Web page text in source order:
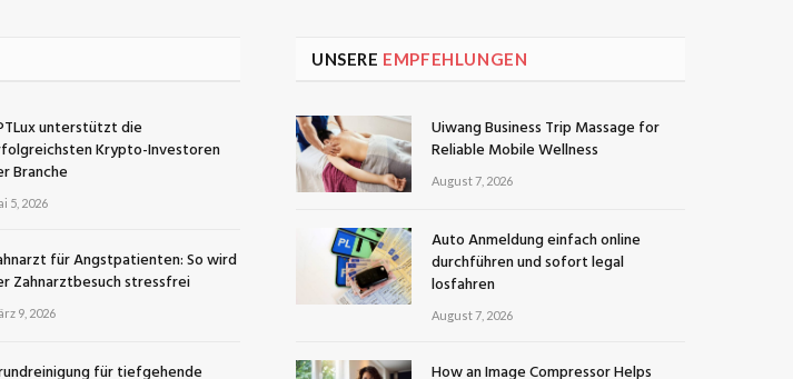
unterstützt die
Krypto-Investoren
Branche
5, 2026
für Angstpatienten: So wird
Zahnarztbesuch stressfrei
9, 2026
für tiefgehende
UNSERE EMPFEHLUNGEN
Uiwang Business Trip Massage for
Reliable Mobile Wellness
August 7, 2026
Auto Anmeldung einfach online
durchführen und sofort legal
losfahren
August 7, 2026
How an Image Compressor Helps